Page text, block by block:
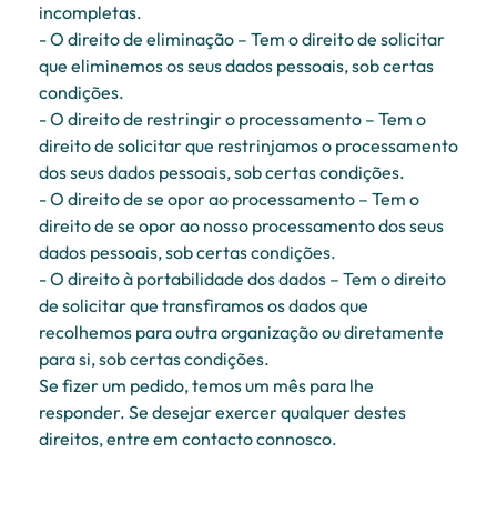
incompletas.
- O direito de eliminação – Tem o direito de solicitar
que eliminemos os seus dados pessoais, sob certas
condições.
- O direito de restringir o processamento – Tem o
direito de solicitar que restrinjamos o processamento
dos seus dados pessoais, sob certas condições.
- O direito de se opor ao processamento – Tem o
direito de se opor ao nosso processamento dos seus
dados pessoais, sob certas condições.
- O direito à portabilidade dos dados – Tem o direito
de solicitar que transfiramos os dados que
recolhemos para outra organização ou diretamente
para si, sob certas condições.
Se fizer um pedido, temos um mês para lhe
responder. Se desejar exercer qualquer destes
direitos, entre em contacto connosco.